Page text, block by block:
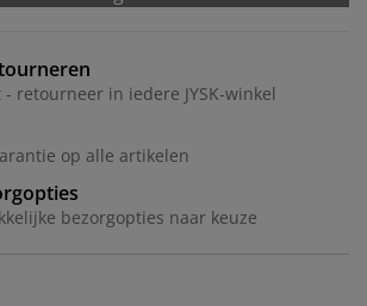
retourneer in iedere JYSK-winkel
op alle artikelen
bezorgopties naar keuze